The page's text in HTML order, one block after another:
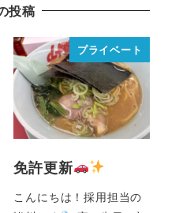
投稿
プライベート
免許更新
こんにちは！採用担当の